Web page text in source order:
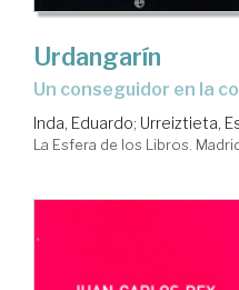
Urdangarín
un conseguidor en la
Inda, Eduardo; Urreiztieta,
La Esfera de los Libros.